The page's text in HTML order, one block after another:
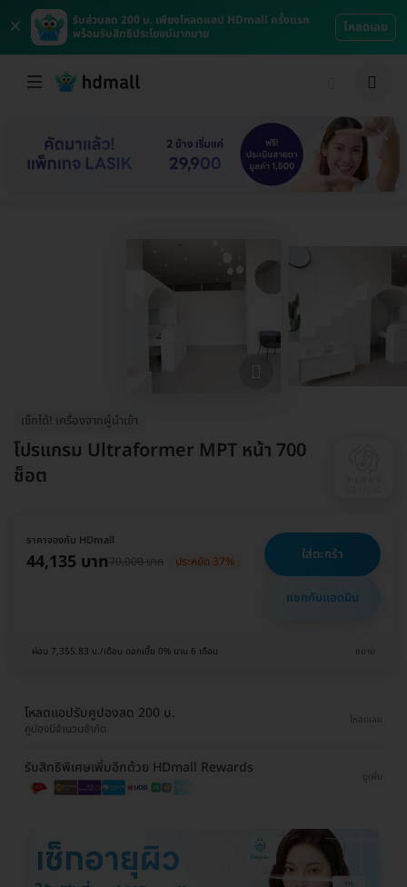
×
รับส่วนลด 200 บ. เพียงโหลดแอป HDmall ครั้งแรก
พร้อมรับสิทธิประโยชน์มากมาย
โหลดเลย
เช็กได้! เครื่องจากผู้นำเข้า
โปรแกรม Ultraformer MPT หน้า 700
ช็อต
ราคาจองกับ HDmall
44,135 บาท70,000 บาท ประหยัด 37% ใส่ตะกร้า
แชทกับแอดมิน
ผ่อน 7,355.83 บ./เดือน ดอกเบี้ย 0% นาน 6 เดือน ขยาย
โหลดแอปรับคูปองลด 200 บ.
คูปองมีจำนวนจำกัด
โหลดเลย
รับสิทธิพิเศษเพิ่มอีกด้วย HDmall Rewards
ดูเพิ่ม